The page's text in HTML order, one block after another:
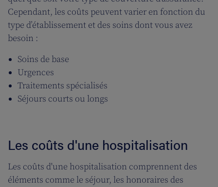
Cependant, les coûts peuvent varier en fonction du
type d’établissement et des soins dont vous avez
besoin :
Soins de base
Urgences
Traitements spécialisés
Séjours courts ou longs
Les coûts d'une hospitalisation
Les coûts d'une hospitalisation comprennent des
éléments comme le séjour, les honoraires des